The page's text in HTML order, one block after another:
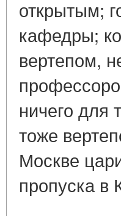
открытым;
кафедры;
вертепом,
ничего для
тоже
Москве
пропуска в